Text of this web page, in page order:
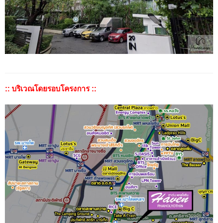
:: บริเวณโดยรอบโครงการ ::